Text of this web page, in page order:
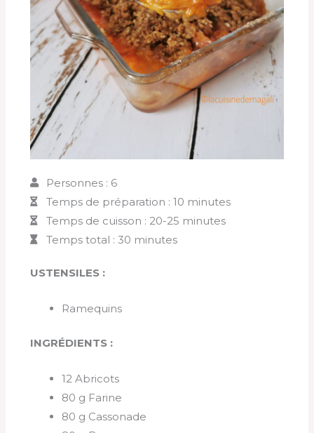
Personnes : 6
Temps de préparation : 10 minutes
Temps de cuisson : 20-25 minutes
Temps total : 30 minutes
USTENSILES :
Ramequins
INGRÉDIENTS :
12 Abricots
80 g Farine
80 g Cassonade